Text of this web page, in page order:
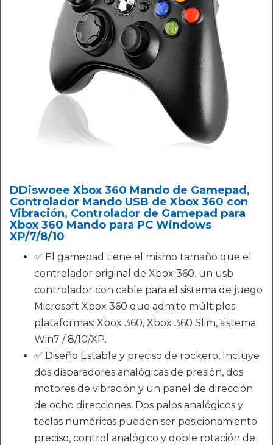
DDiswoee Xbox 360 Mando de Gamepad,
Controlador Mando USB de Xbox 360 con
Vibración, Controlador de Gamepad para
Xbox 360 Mando para PC Windows
XP/7/8/10
✅ El gamepad tiene el mismo tamaño que el
controlador original de Xbox 360. un usb
controlador con cable para el sistema de juego
Microsoft Xbox 360 que admite múltiples
plataformas: Xbox 360, Xbox 360 Slim, sistema
Win7 / 8/10/XP.
✅ Diseño Estable y preciso de rockero, Incluye
dos disparadores analógicas de presión, dos
motores de vibración y un panel de dirección
de ocho direcciones. Dos palos analógicos y
teclas numéricas pueden ser posicionamiento
preciso, control analógico y doble rotación de